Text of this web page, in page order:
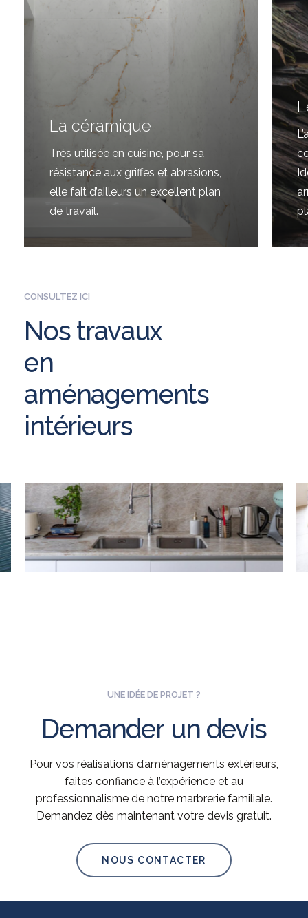
La céramique
Très utilisée en cuisine, pour sa
résistance aux griffes et abrasions,
elle fait d’ailleurs un excellent plan
de travail.
CONSULTEZ ICI
Nos travaux
en
aménagements
intérieurs
UNE IDÉE DE PROJET ?
Demander un devis
Pour vos réalisations d’aménagements extérieurs,
faites confiance à l’expérience et au
professionnalisme de notre marbrerie familiale.
Demandez dès maintenant votre devis gratuit.
NOUS CONTACTER